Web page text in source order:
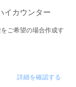
イカウンター
ご希望の場合作成す
詳細を確認する